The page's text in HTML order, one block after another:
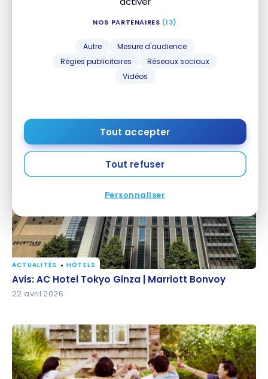
NOS PARTENAIRES (13)
Autre
Mesure d'audience
Régies publicitaires
Réseaux sociaux
Vidéos
Tout accepter
Tout refuser
Personnaliser
Autograph Osaka : avis sur l’hôtel Marriott Bonvoy
Autograph Osaka : avis sur l’hôtel Marriott Bonvoy
8 mai 2026
Avis: AC Hotel Tokyo Ginza | Marriott Bonvoy
ACTUALITÉS HÔTELS
Avis: AC Hotel Tokyo Ginza | Marriott Bonvoy
22 avril 2026